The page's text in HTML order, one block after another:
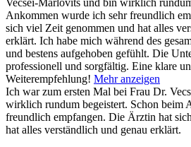
Vecsei-Marlovits und bin wirklich
Ankommen wurde ich sehr freundlich
sich viel Zeit genommen und hat alles
erklärt. Ich habe mich während des
und bestens aufgehoben gefühlt. Die
professionell und sorgfältig. Eine klare
Weiterempfehlung! Mehr anzeigen
Ich war zum ersten Mal bei Frau Dr.
wirklich rundum begeistert. Schon beim
freundlich empfangen. Die Ärztin hat
hat alles verständlich und genau erklärt.